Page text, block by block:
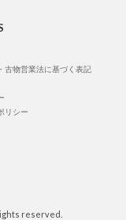
古物営業法に基づく表記
リシー
reserved.